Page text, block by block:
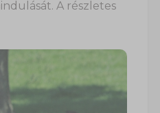
A részletes